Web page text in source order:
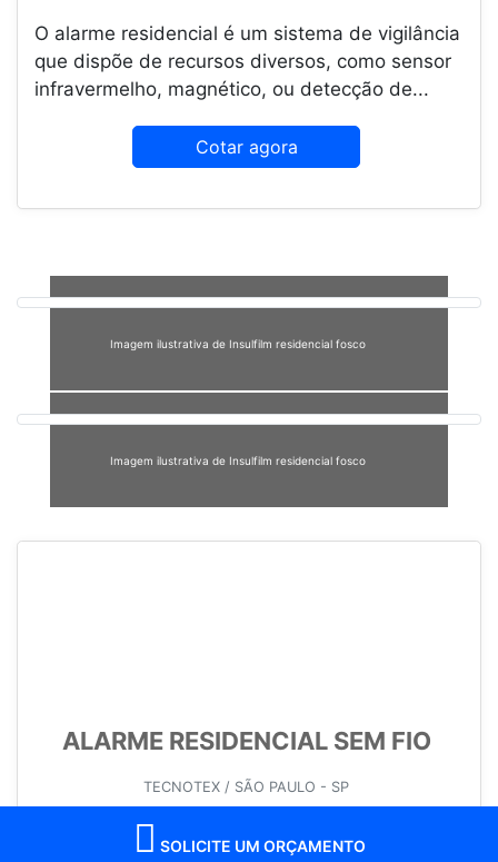
O alarme residencial é um sistema de vigilância
que dispõe de recursos diversos, como sensor
infravermelho, magnético, ou detecção de...
Cotar agora
Imagem ilustrativa de Insulfilm residencial fosco
Imagem ilustrativa de Insulfilm residencial fosco
ALARME RESIDENCIAL SEM FIO
TECNOTEX / SÃO PAULO - SP
SOLICITE UM ORÇAMENTO